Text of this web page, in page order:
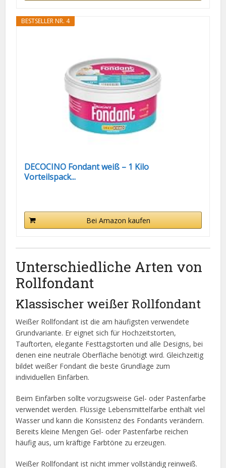
BESTSELLER NR. 4
DECOCINO Fondant weiß – 1 Kilo
Vorteilspack...
Bei Amazon kaufen
Unterschiedliche Arten von
Rollfondant
Klassischer weißer Rollfondant
Weißer Rollfondant ist die am häufigsten verwendete
Grundvariante. Er eignet sich für Hochzeitstorten,
Tauftorten, elegante Festtagstorten und alle Designs, bei
denen eine neutrale Oberfläche benötigt wird. Gleichzeitig
bildet weißer Fondant die beste Grundlage zum
individuellen Einfärben.
Beim Einfärben sollte vorzugsweise Gel- oder Pastenfarbe
verwendet werden. Flüssige Lebensmittelfarbe enthält viel
Wasser und kann die Konsistenz des Fondants verändern.
Bereits kleine Mengen Gel- oder Pastenfarbe reichen
häufig aus, um kräftige Farbtöne zu erzeugen.
Weißer Rollfondant ist nicht immer vollständig reinweiß.